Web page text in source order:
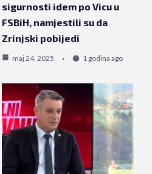
sigurnosti idem po Vicu u
FSBiH, namjestili su da
Zrinjski pobijedi
maj 24, 2025 1 godina ago